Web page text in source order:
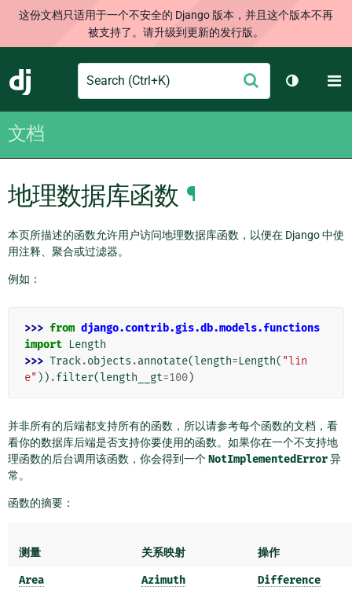
这份文档只适用于一个不安全的 Django 版本，并且这个版本不再
被支持了。请升级到更新的发行版。
Django
Search
交
切换主题
文档
地理数据库函数 ¶
本页所描述的函数允许用户访问地理数据库函数，以便在 Django 中使
用注释、聚合或过滤器。
例如：
>>> from django.contrib.gis.db.models.functions
import Length
>>> Track.objects .annotate(length=Length( "lin
e" )) .filter(length__gt=100)
并非所有的后端都支持所有的函数，所以请参考每个函数的文档，看
看你的数据库后端是否支持你要使用的函数。如果你在一个不支持地
理函数的后台调用该函数，你会得到一个NotImplementedError异
常。
函数的摘要：
测量 关系映射 操作
Area Azimuth Difference